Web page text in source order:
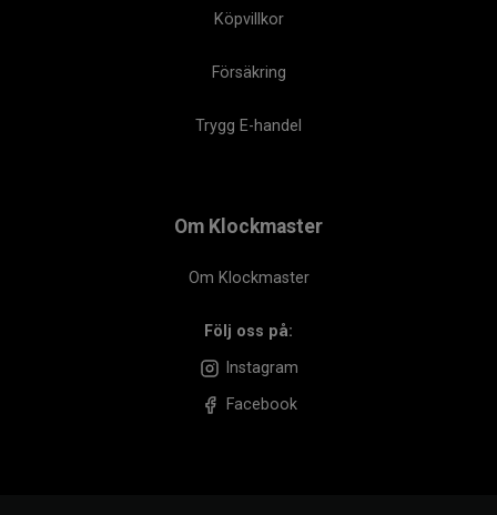
Köpvillkor
Försäkring
Trygg E-handel
Om Klockmaster
Om Klockmaster
Följ oss på:
Instagram
Facebook